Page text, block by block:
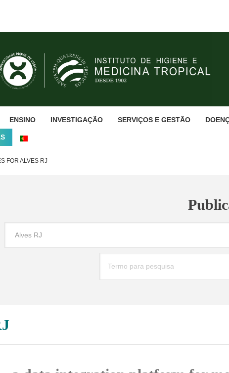
ENSINO INVESTIGAÇÃO SERVIÇOS E GESTÃO
FOR ALVES RJ